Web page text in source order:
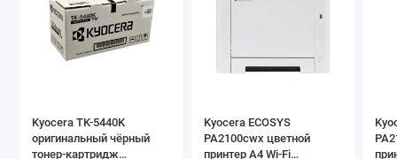
Kyocera TK-5440K
оригинальный чёрный
тонер-картридж
Kyocera ECOSYS
PA2100cwx цветной
принтер A4 Wi-Fi